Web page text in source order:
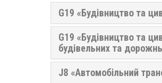
G19 «Будівництво та
G19 «Будівництво та
будівельних та
J8 «Автомобільний